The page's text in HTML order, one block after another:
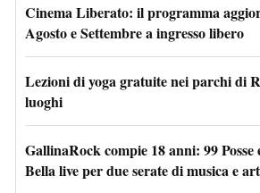
Cinema Liberato: il programma
Agosto e Settembre a ingresso libero
Lezioni di yoga gratuite nei parchi di
luoghi
GallinaRock compie 18 anni: 99 Posse
Bella live per due serate di musica e